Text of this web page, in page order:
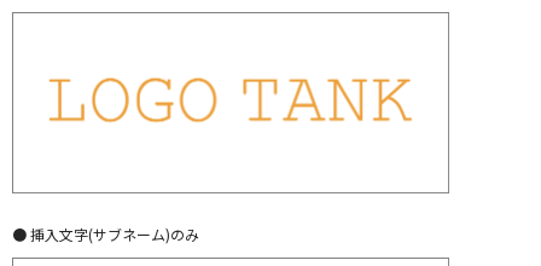
● 挿入文字(サブネーム)のみ